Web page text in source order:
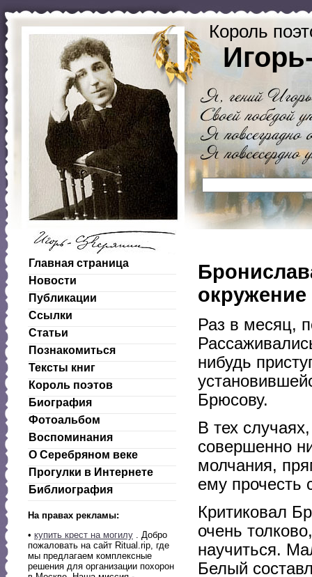
Король
Главная страница
Новости
Публикации
Ссылки
Статьи
Познакомиться
Тексты книг
Король поэтов
Биография
Фотоальбом
Воспоминания
О Серебряном веке
Прогулки в Интернете
Библиография
На правах рекламы:
• купить крест на могилу . Добро
пожаловать на сайт Ritual.rip, где
мы предлагаем комплексные
решения для организации похорон
окружение
Раз в месяц,
нибудь
Брюсову.
В тех
совершенно
молчания,
ему прочесть
Критиковал
очень
научиться.
Белый